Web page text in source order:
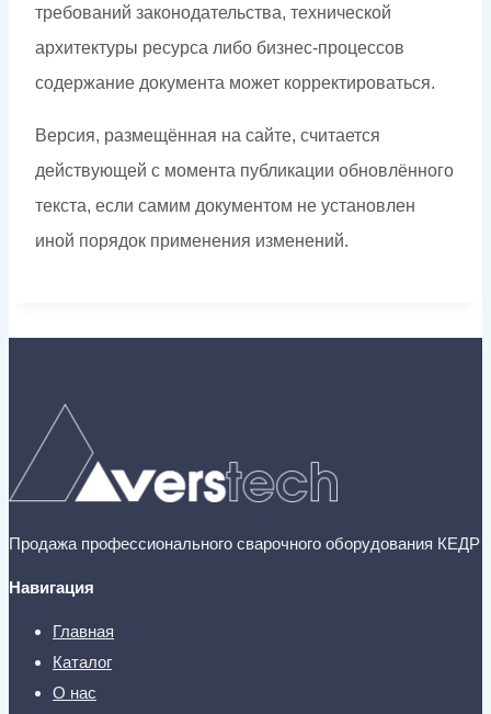
требований законодательства, технической
архитектуры ресурса либо бизнес-процессов
содержание документа может корректироваться.
Версия, размещённая на сайте, считается
действующей с момента публикации обновлённого
текста, если самим документом не установлен
иной порядок применения изменений.
Продажа профессионального сварочного оборудования КЕДР
Навигация
Главная
Каталог
О нас